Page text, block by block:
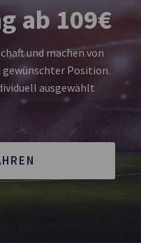
ab 109€
und machen von
Position.
ausgewählt